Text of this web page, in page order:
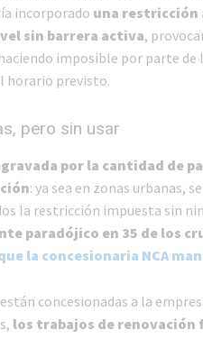
incorporado una restricción
sin barrera activa,
imposible por parte de
horario previsto.
pero sin usar
por la cantidad de
: ya sea en zonas urbanas,
la restricción impuesta sin
paradójico en 35 de los
la concesionaria NCA
están concesionadas a la
los trabajos de